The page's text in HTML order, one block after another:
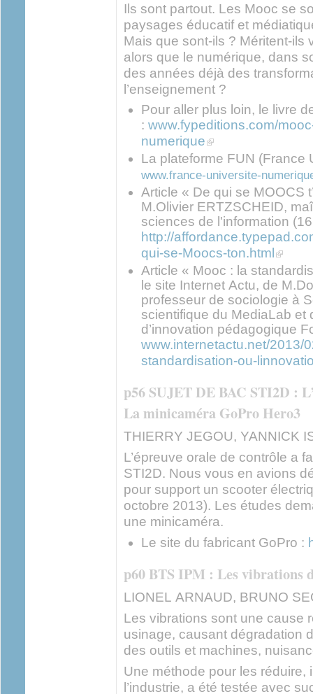
Ils sont partout. Les Mooc se
paysages éducatif et
Mais que sont-ils ? Méritent-ils
alors que le numérique, dans
des années déjà des
l’enseignement ?
Pour aller plus loin, le livre
: www.fypeditions.com/
numerique(link is external)
La plateforme FUN (France
www.france-universite-
Article « De qui se MOOCS
M.Olivier ERTZSCHEID,
sciences de l'information
http://
qui-se-Moocs-ton.html(link is
Article « Mooc : la
le site Internet Actu, de
professeur de sociologie à
scientifique du MediaLab et
d’innovation pédagogique
www.internetactu.net/2013/
standardisation-ou-
p56 SUJET DE BAC STI2D :
La minicaméra GoPro Hero3
THIERRY JEGOU, YANNICK
L’épreuve orale de contrôle a
STI2D. Nous vous en avions
pour support un scooter
octobre 2013). Les études
une minicaméra.
Le site du fabricant GoPro :
p60 BTS IPM : Les vibrations
LIONEL ARNAUD, BRUNO
Les vibrations sont une cause
usinage, causant dégradation
des outils et machines,
Une méthode pour les réduire,
l’industrie, a été testée avec